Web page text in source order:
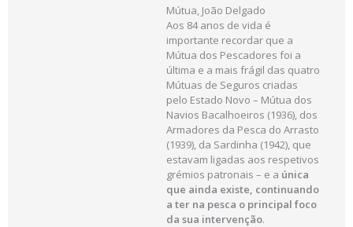
Mútua, João Delgado
Aos 84 anos de vida é
importante recordar que a
Mútua dos Pescadores foi a
última e a mais frágil das quatro
Mútuas de Seguros criadas
pelo Estado Novo – Mútua dos
Navios Bacalhoeiros (1936), dos
Armadores da Pesca do Arrasto
(1939), da Sardinha (1942), que
estavam ligadas aos respetivos
grémios patronais – e a única
que ainda existe, continuando
a ter na pesca o principal foco
da sua intervenção.